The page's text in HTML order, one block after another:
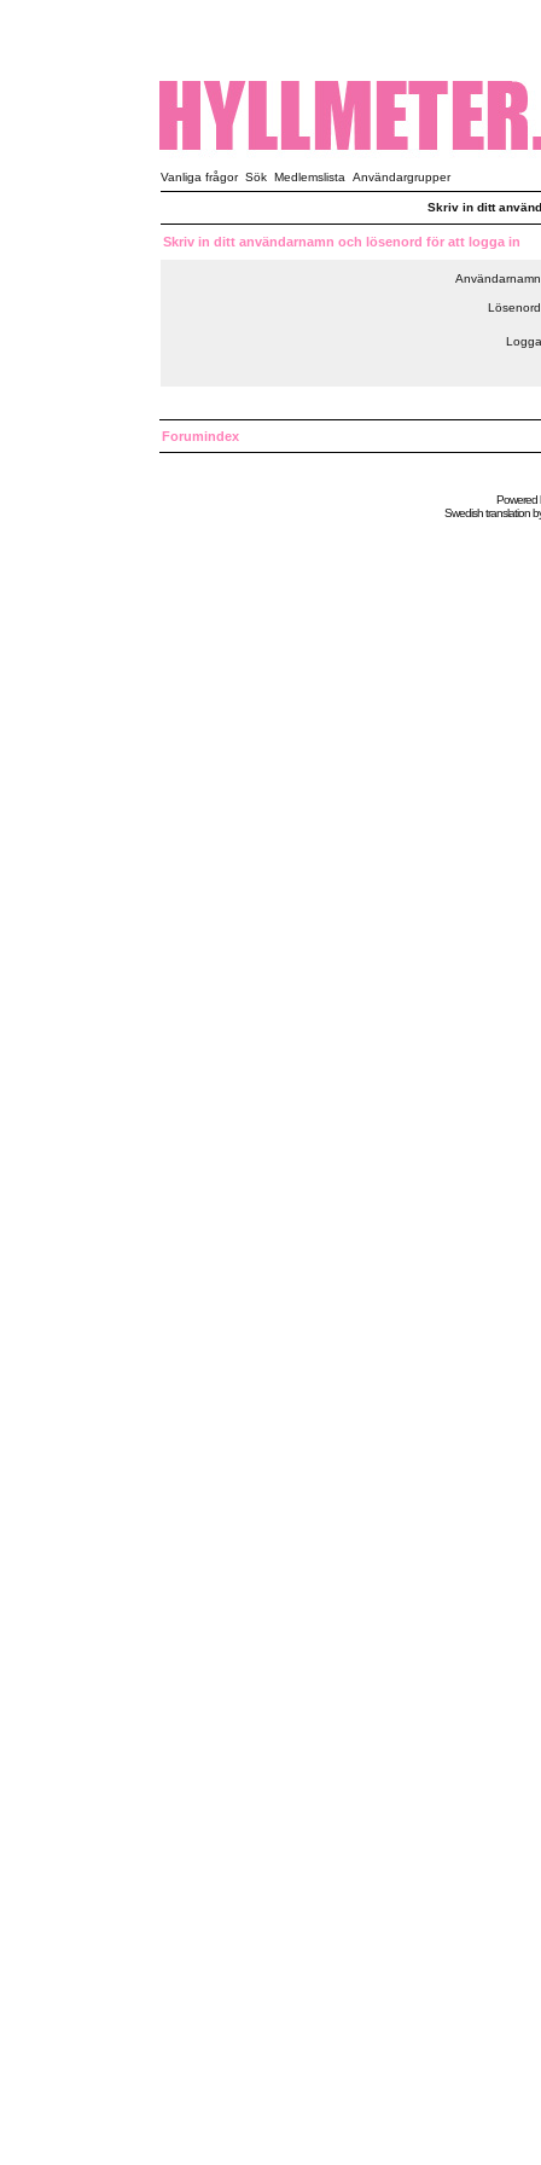
Vanliga frågor Sök Medlemslista Användargrupper
Skriv in ditt
Skriv in ditt användarnamn och lösenord för att logga in
Forumindex
Powered
Swedishtranslation